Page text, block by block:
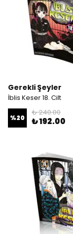
Gerekli Şeyler
İblis Keser 18. Cilt
%20
₺ 240.00
₺ 192.00